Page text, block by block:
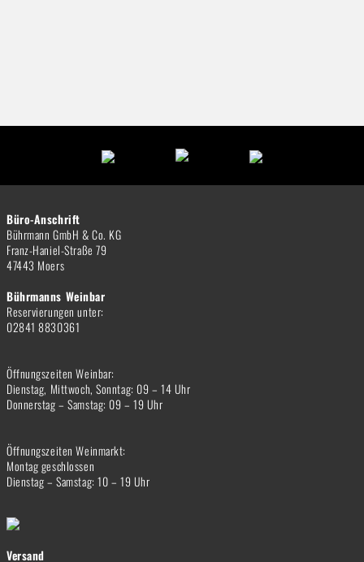
Büro-Anschrift
Bührmann GmbH & Co. KG
Franz-Haniel-Straße 79
47443 Moers
Bührmanns Weinbar
Reservierungen unter:
02841 8830361
Öffnungszeiten Weinbar:
Dienstag, Mittwoch, Sonntag: 09 – 14 Uhr
Donnerstag – Samstag: 09 – 19 Uhr
Öffnungszeiten Weinmarkt:
Montag geschlossen
Dienstag – Samstag: 10 – 19 Uhr
Versand